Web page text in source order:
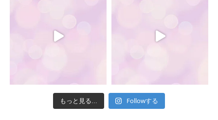
もっと見る... Followする